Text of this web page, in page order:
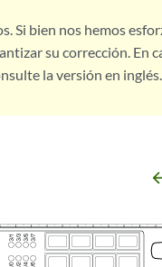
Si bien nos hemos
su corrección. En
la versión en